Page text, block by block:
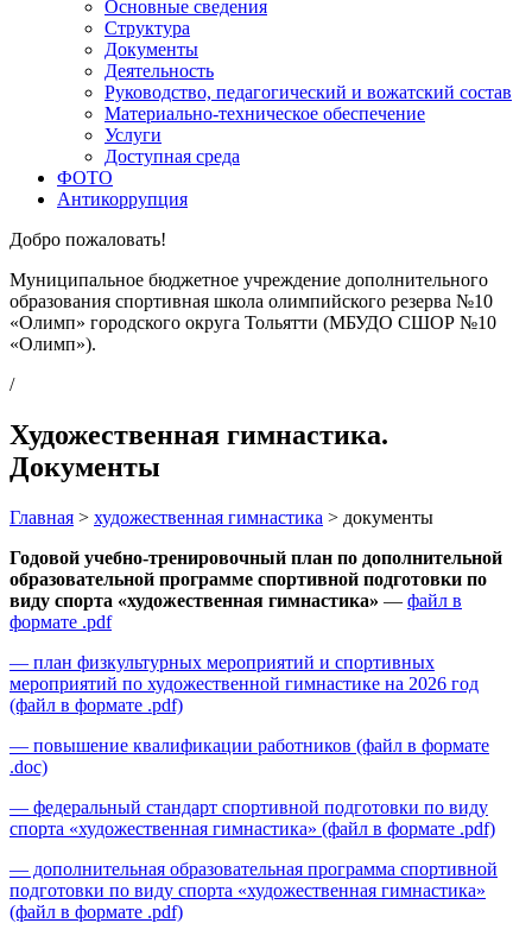
Основные сведения
Структура
Документы
Деятельность
Руководство, педагогический и вожатский состав
Материально-техническое обеспечение
Услуги
Доступная среда
ФОТО
Антикоррупция
Добро пожаловать!
Муниципальное бюджетное учреждение дополнительного
образования спортивная школа олимпийского резерва №10
«Олимп» городского округа Тольятти (МБУДО СШОР №10
«Олимп»).
/
Художественная гимнастика.
Документы
Главная > художественная гимнастика > документы
Годовой учебно-тренировочный план по дополнительной
образовательной программе спортивной подготовки по
виду спорта «художественная гимнастика» — файл в
формате .pdf
— план физкультурных мероприятий и спортивных
мероприятий по художественной гимнастике на 2026 год
(файл в формате .pdf)
— повышение квалификации работников (файл в формате
.doc)
— федеральный стандарт спортивной подготовки по виду
спорта «художественная гимнастика» (файл в формате .pdf)
— дополнительная образовательная программа спортивной
подготовки по виду спорта «художественная гимнастика»
(файл в формате .pdf)